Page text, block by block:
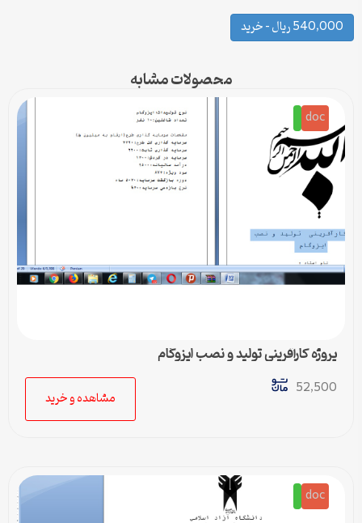
540,000 ریال – خرید
محصولات مشابه
doc
پروژه کارآفرینی تولید و نصب ایزوگام
52,500
مشاهده و خرید
doc